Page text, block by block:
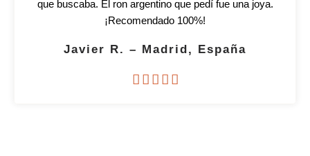
que buscaba. El ron argentino que pedí fue una joya.
¡Recomendado 100%!
Javier R. – Madrid, España
    